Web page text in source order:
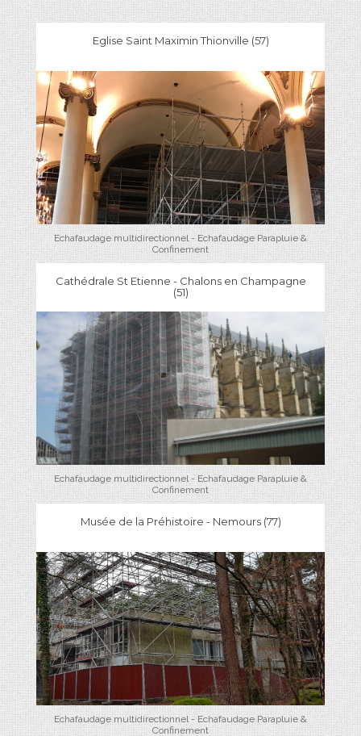
Eglise Saint Maximin Thionville (57)
Echafaudage multidirectionnel - Echafaudage Parapluie &
Confinement
Cathédrale St Etienne - Chalons en Champagne
(51)
Echafaudage multidirectionnel - Echafaudage Parapluie &
Confinement
Musée de la Préhistoire - Nemours (77)
Echafaudage multidirectionnel - Echafaudage Parapluie &
Confinement